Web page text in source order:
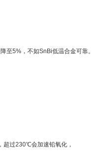
至5%，不如SnBi低温合金可靠。
过230℃会加速铅氧化，